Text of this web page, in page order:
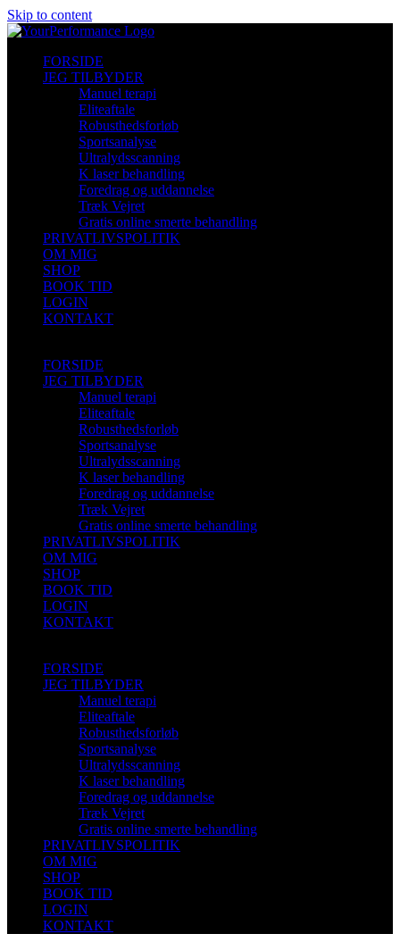
Skip to content
FORSIDE
JEG TILBYDER
Manuel terapi
Eliteaftale
Robusthedsforløb
Sportsanalyse
Ultralydsscanning
K laser behandling
Foredrag og uddannelse
Træk Vejret
Gratis online smerte behandling
PRIVATLIVSPOLITIK
OM MIG
SHOP
BOOK TID
LOGIN
KONTAKT
FORSIDE
JEG TILBYDER
Manuel terapi
Eliteaftale
Robusthedsforløb
Sportsanalyse
Ultralydsscanning
K laser behandling
Foredrag og uddannelse
Træk Vejret
Gratis online smerte behandling
PRIVATLIVSPOLITIK
OM MIG
SHOP
BOOK TID
LOGIN
KONTAKT
FORSIDE
JEG TILBYDER
Manuel terapi
Eliteaftale
Robusthedsforløb
Sportsanalyse
Ultralydsscanning
K laser behandling
Foredrag og uddannelse
Træk Vejret
Gratis online smerte behandling
PRIVATLIVSPOLITIK
OM MIG
SHOP
BOOK TID
LOGIN
KONTAKT